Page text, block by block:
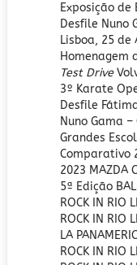
Exposição de
Desfile Nuno
Lisboa, 25 de
Homenagem
Test Drive
3º Karate
Desfile
Nuno Gama
Grandes
Comparativo
2023 MAZDA
5ª Edição
ROCK IN RIO
ROCK IN RIO
LA
ROCK IN RIO